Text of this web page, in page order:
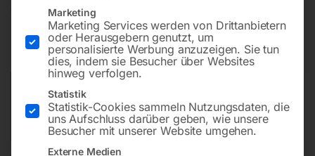
102,00
inkl. MwSt. zzgl.Versandkosten
Lieferzeit:ca. 2 - 3 Tage
Versandkosten Standard (Österreich):
Bitte beachten Sie: Die Versandkosten gelten für Österreich.
Andere Länder können abweichen.
Marketing
Marketing Services werden von Drittanbietern
oder Herausgebern genutzt, um
personalisierte Werbung anzuzeigen. Sie tun
dies, indem sie Besucher über Websites
hinweg verfolgen.
Statistik
Statistik-Cookies sammeln Nutzungsdaten, die
uns Aufschluss darüber geben, wie unsere
Besucher mit unserer Website umgehen.
Externe Medien